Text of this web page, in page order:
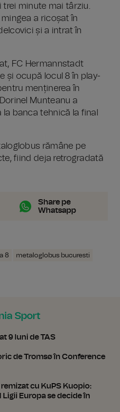
trei minute mai târziu.
a ricoșat în
și a intrat în
FC Hermannstadt
și ocupă locul 8 în play-
menținerea în
Munteanu a
banca tehnică la final
rămâne pe
fiind deja retrogradată
Share pe
Whatsapp
8
metaloglobus bucuresti
Sport
9 luni de TAS
de Tromsø în Conference
cu KuPS Kuopio:
Europa se decide în